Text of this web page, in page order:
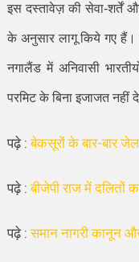
इस दस्तावेज़ की सेवा-शर्तें
के अनुसार लागू किये गए हैं।
नगालैंड में अनिवासी
परमिट के बिना इजाजत नहीं
पढ़े :बेकसूरों के बार-बार
पढ़े :बीजेपी राज में दलितों
पढ़े :समान नागरी कानून